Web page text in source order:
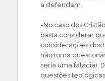
a defendam.
-No caso dos
basta considerar
considerações dos
não torna
seria uma falácia).
questões